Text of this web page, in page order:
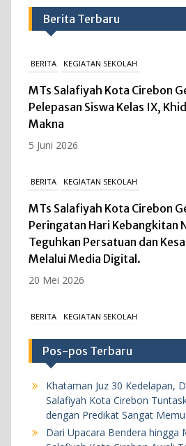
Berita Terbaru
BERITA KEGIATAN SEKOLAH
MTs Salafiyah Kota Cirebon
Pelepasan Siswa Kelas IX,
Makna
5 Juni 2026
BERITA KEGIATAN SEKOLAH
MTs Salafiyah Kota Cirebon
Peringatan Hari Kebangkitan
Teguhkan Persatuan dan
Melalui Media Digital.
20 Mei 2026
BERITA KEGIATAN SEKOLAH
MTs Salafiyah Kota Cirebon
2025/2026, Teguhkan
18 Mei 2026
BERITA KEGIATAN SEKOLAH
Pos-pos Terbaru
Khataman Juz 30 Kedelapan,
Salafiyah Kota Cirebon
dengan Predikat Sangat
Dari Upacara Bendera hingga